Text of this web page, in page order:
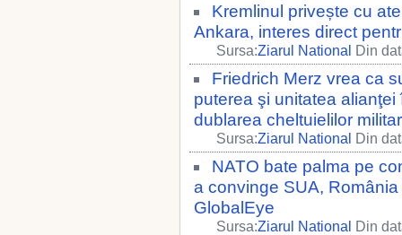
Kremlinul privește cu
Ankara, interes direct
Sursa:Ziarul National Din
Friedrich Merz vrea ca
puterea şi unitatea
dublarea cheltuielilor
Sursa:Ziarul National Din
NATO bate palma pe
a convinge SUA,
GlobalEye
Sursa:Ziarul National Din